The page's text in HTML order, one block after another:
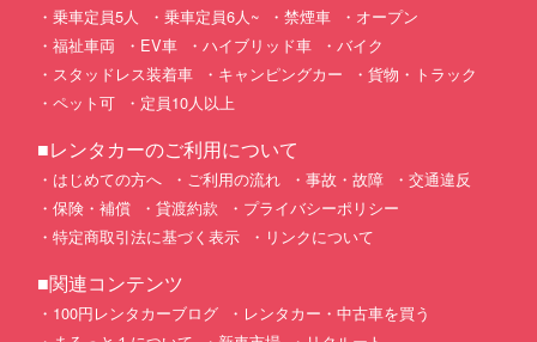
乗車定員5人
乗車定員6人~ 禁煙車
オープン
福祉車両
EV車 ハイブリッド車
バイク
スタッドレス装着車
キャンピングカー
貨物・トラック
ペット可
定員10人以上
■レンタカーのご利用について
はじめての方へ ご利用の流れ 事故・故障
交通違反
保険・補償
貸渡約款
プライバシーポリシー
特定商取引法に基づく表示
リンクについて
■関連コンテンツ
100円レンタカーブログ
レンタカー・中古車を買う